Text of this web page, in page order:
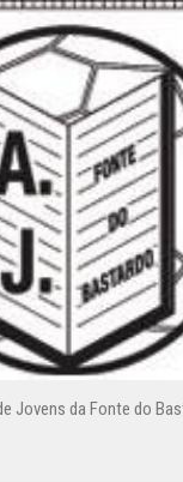
Jovens da Fonte do